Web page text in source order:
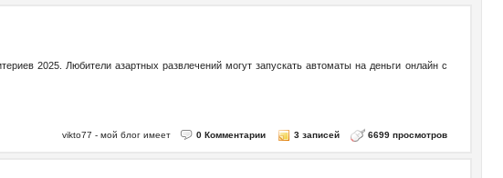
2025. Любители азартных развлечений могут запускать автоматы на деньги онлайн с
vikto77 - мой блог имеет 0 Комментарии 3 записей 6699 просмотров